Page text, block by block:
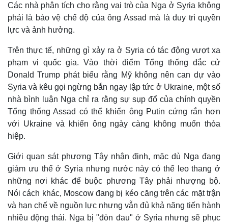
Các nhà phân tích cho rằng vai trò của Nga ở Syria không
phải là bảo vệ chế độ của ông Assad mà là duy trì quyền
lực và ảnh hưởng.
Trên thực tế, những gì xảy ra ở Syria có tác động vượt xa
phạm vi quốc gia. Vào thời điểm Tổng thống đắc cử
Donald Trump phát biểu rằng Mỹ không nên can dự vào
Syria và kêu gọi ngừng bắn ngay lập tức ở Ukraine, một số
nhà bình luận Nga chỉ ra rằng sự sụp đổ của chính quyền
Tổng thống Assad có thể khiến ông Putin cứng rắn hơn
với Ukraine và khiến ông ngày càng không muốn thỏa
hiệp.
Giới quan sát phương Tây nhận định, mặc dù Nga đang
giảm ưu thế ở Syria nhưng nước này có thể leo thang ở
những nơi khác để buộc phương Tây phải nhượng bộ.
Nói cách khác, Moscow đang bị kéo căng trên các mặt trận
và hạn chế về nguồn lực nhưng vẫn đủ khả năng tiến hành
nhiều động thái. Nga bị "đòn đau" ở Syria nhưng sẽ phục